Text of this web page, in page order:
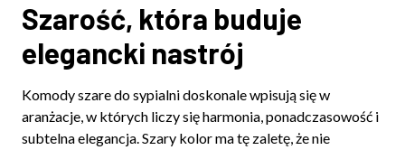
Szarość, która buduje
elegancki nastrój
Komody szare do sypialni doskonale wpisują się w
aranżacje, w których liczy się harmonia, ponadczasowość i
subtelna elegancja. Szary kolor ma tę zaletę, że nie